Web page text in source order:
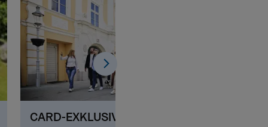
CARD-EXKLUSIV: Stadttour 40